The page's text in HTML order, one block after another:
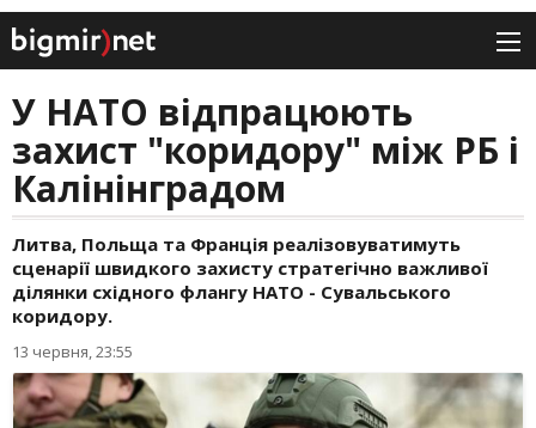
У НАТО відпрацюють
захист "коридору" між РБ і
Калінінградом
Литва, Польща та Франція реалізовуватимуть
сценарії швидкого захисту стратегічно важливої
ділянки східного флангу НАТО - Сувальського
коридору.
13 червня, 23:55